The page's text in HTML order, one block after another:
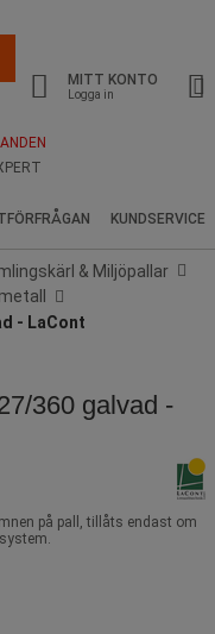
MITT KONTO
Logga in
KUNDSERVICE
& Miljöpallar
- LaCont
360 galvad -
på pall, tillåts endast om